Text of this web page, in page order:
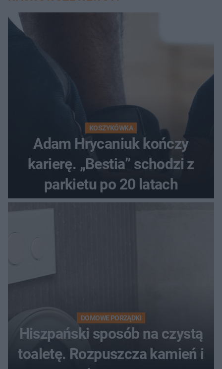
KOSZYKÓWKA
Adam Hrycaniuk kończy
karierę. „Bestia” schodzi z
parkietu po 20 latach
DOMOWE PORZĄDKI
Hiszpański sposób na czystą
toaletę. Rozpuszcza kamień i